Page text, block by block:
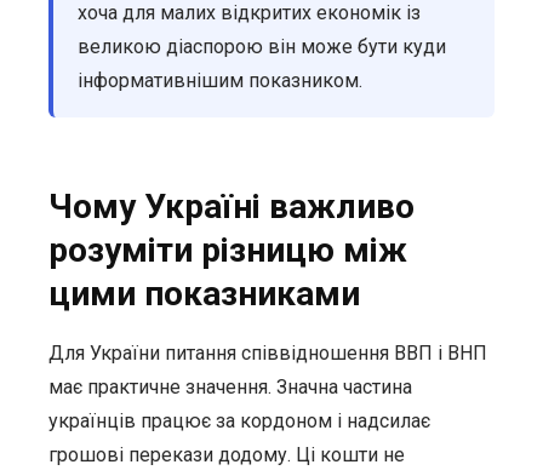
хоча для малих відкритих економік із
великою діаспорою він може бути куди
інформативнішим показником.
Чому Україні важливо
розуміти різницю між
цими показниками
Для України питання співвідношення ВВП і ВНП
має практичне значення. Значна частина
українців працює за кордоном і надсилає
грошові перекази додому. Ці кошти не